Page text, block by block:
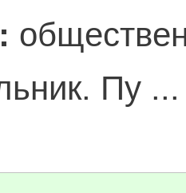
Пу